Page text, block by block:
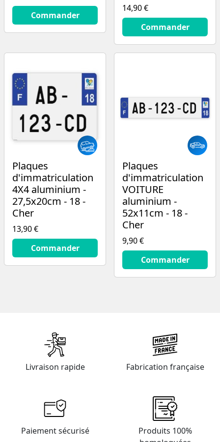
14.9
€Commander
14,90 €
14.9
€Commander
Plaques
d'immatriculation
4X4 aluminium -
27,5x20cm - 18 -
Cher
13,90 €
13.9
€Commander
Plaques
d'immatriculation
VOITURE
aluminium -
52x11cm - 18 -
Cher
9,90 €
9.9
Commander
Livraison rapide Fabrication française
Paiement sécurisé
Produits 100%